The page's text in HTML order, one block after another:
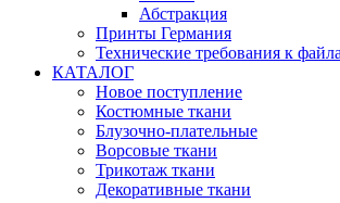
Абстракция
Принты Германия
Технические требования к
КАТАЛОГ
Новое поступление
Костюмные ткани
Блузочно-плательные
Ворсовые ткани
Трикотаж ткани
Декоративные ткани